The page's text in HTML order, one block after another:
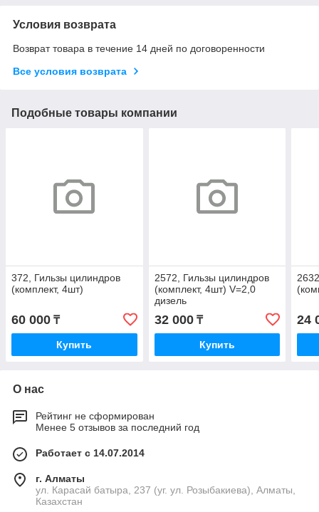
Условия возврата
Возврат товара в течение 14 дней по договоренности
Все условия возврата
Подобные товары компании
372, Гильзы цилиндров
(комплект, 4шт)
60 000 ₸
Купить
2572, Гильзы цилиндров
(комплект, 4шт) V=2,0
дизель
32 000₸
Купить
24
О нас
Рейтинг не сформирован
Менее 5 отзывов за последний год
Работает с 14.07.2014
г. Алматы
ул. Карасай батыра, 237 (уг. ул. Розыбакиева), Алматы,
Казахстан